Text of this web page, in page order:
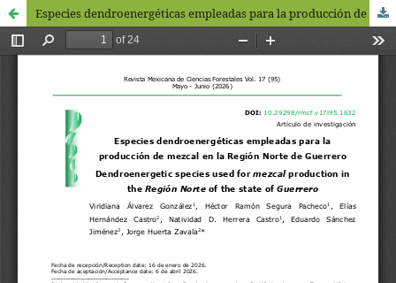
Especies dendroenergéticas empleadas para la producción de mezcal en la Región Norte de Guerrero